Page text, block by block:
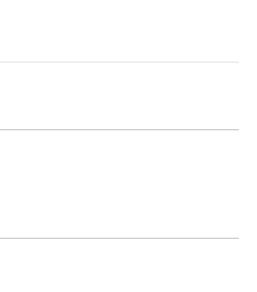
容易脫落，清洗方便。